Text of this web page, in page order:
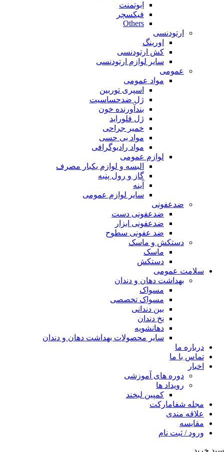
ابوتمنت
فیکسچر
Others
ارتودنسی
اورینگ
کش ارتودنسی
سایر لوازم ارتودنسی
عمومی
مواد عمومی
اسپری توربین
ژل ضدحساسیت
بندآورنده خون
ژل فلوراید
خمیر جراحی
مواد بی حسی
مواد رادیوگرافی
لوازم عمومی
البسه و لوازم یکبار مصرف
گاز و رول پنبه
آینه
سایر لوازم عمومی
ضدعفونی
ضدعفونی دست
ضدعفونی ابزار
ضد عفونی سطوح
دستکش و ماسک
ماسک
دستکش
سلامت عمومی
بهداشت دهان و دندان
مسواک
مسواک تخصصی
بین دندانی
نخ دندان
دهانشویه
سایر محصولات بهداشت دهان و دندان
درباره ما
تماس با ما
اخبار
دوره های آموزشی
رویداد ها
کمپین لبخند
مجله شفامارکت
علاقه مندی
مقایسه
ورود / ثبت نام
سبد خرید